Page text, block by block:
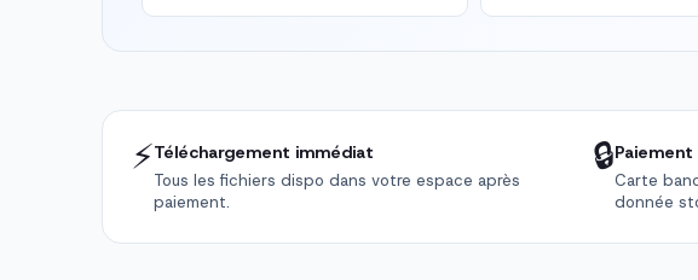
⚡Téléchargement immédiat
Tous les fichiers dispo dans votre espace après
paiement.
🔒
Carte
donnée